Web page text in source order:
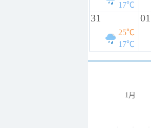
17℃
31
25℃
17℃
01
1月